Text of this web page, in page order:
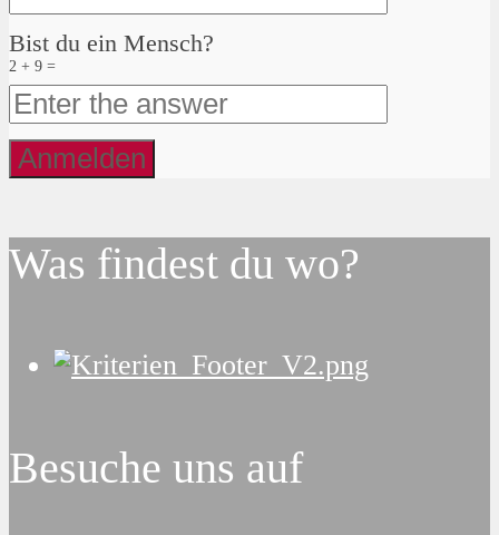
Bist du ein Mensch?
2 + 9 =
Was findest du wo?
Besuche uns auf